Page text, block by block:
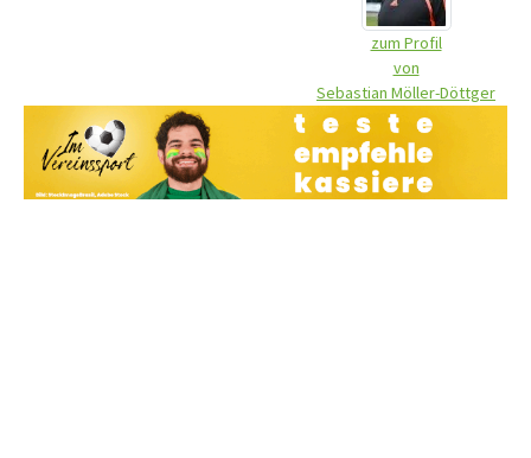
zum Profil
von
Sebastian Möller-Döttger